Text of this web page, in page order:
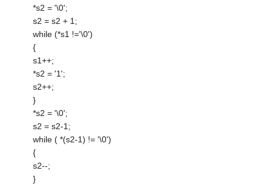
*s2 = '\0';
s2 = s2 + 1;
while (*s1 !='\0')
{
s1++;
*s2 = '1';
s2++;
}
*s2 = '\0';
s2 = s2-1;
while ( *(s2-1) != '\0')
{
s2--;
}